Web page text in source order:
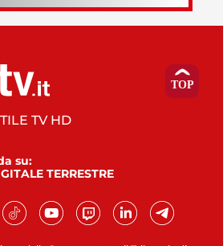
TV HD
su:
TERRESTRE